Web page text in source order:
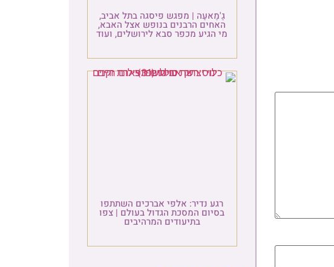
גַ'מַאעַה | מפגש פיסגה בתל אביב,
האחים הרבנים בנופש אצל האבא,
מי הגיע מכפר סבא לירושלים, ועוד
רגע נדיר: אלפי אברכים השתתפו
בסיום המסכת הגדול בעולם | צפו
בתיעודים המרהיבים